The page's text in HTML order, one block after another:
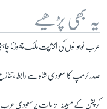
یہ بھی پڑھیے
عرب نوجوانوں کی اکثریت ملک چھوڑنا
صدر ٹرمپ کا سعودی شاہ سے رابطہ، تنازع
کرپشن کے مبینہ الزامات پر سعودی